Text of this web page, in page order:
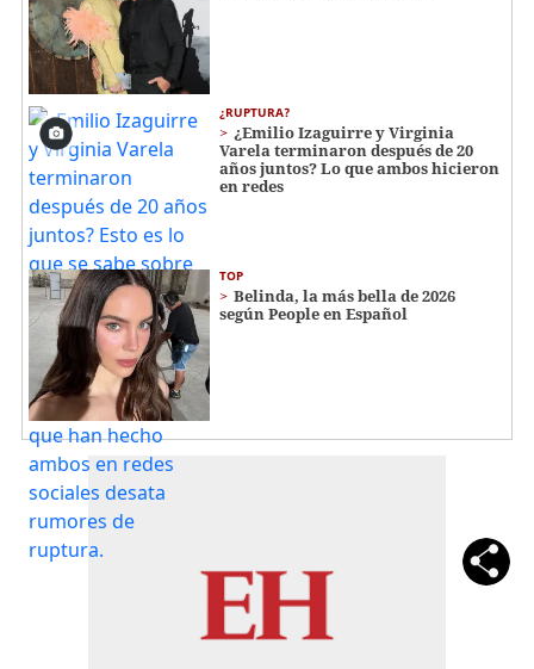
¿RUPTURA?
¿Emilio Izaguirre y Virginia
Varela terminaron después de 20
años juntos? Lo que ambos hicieron
en redes
TOP
Belinda, la más bella de 2026
según People en Español